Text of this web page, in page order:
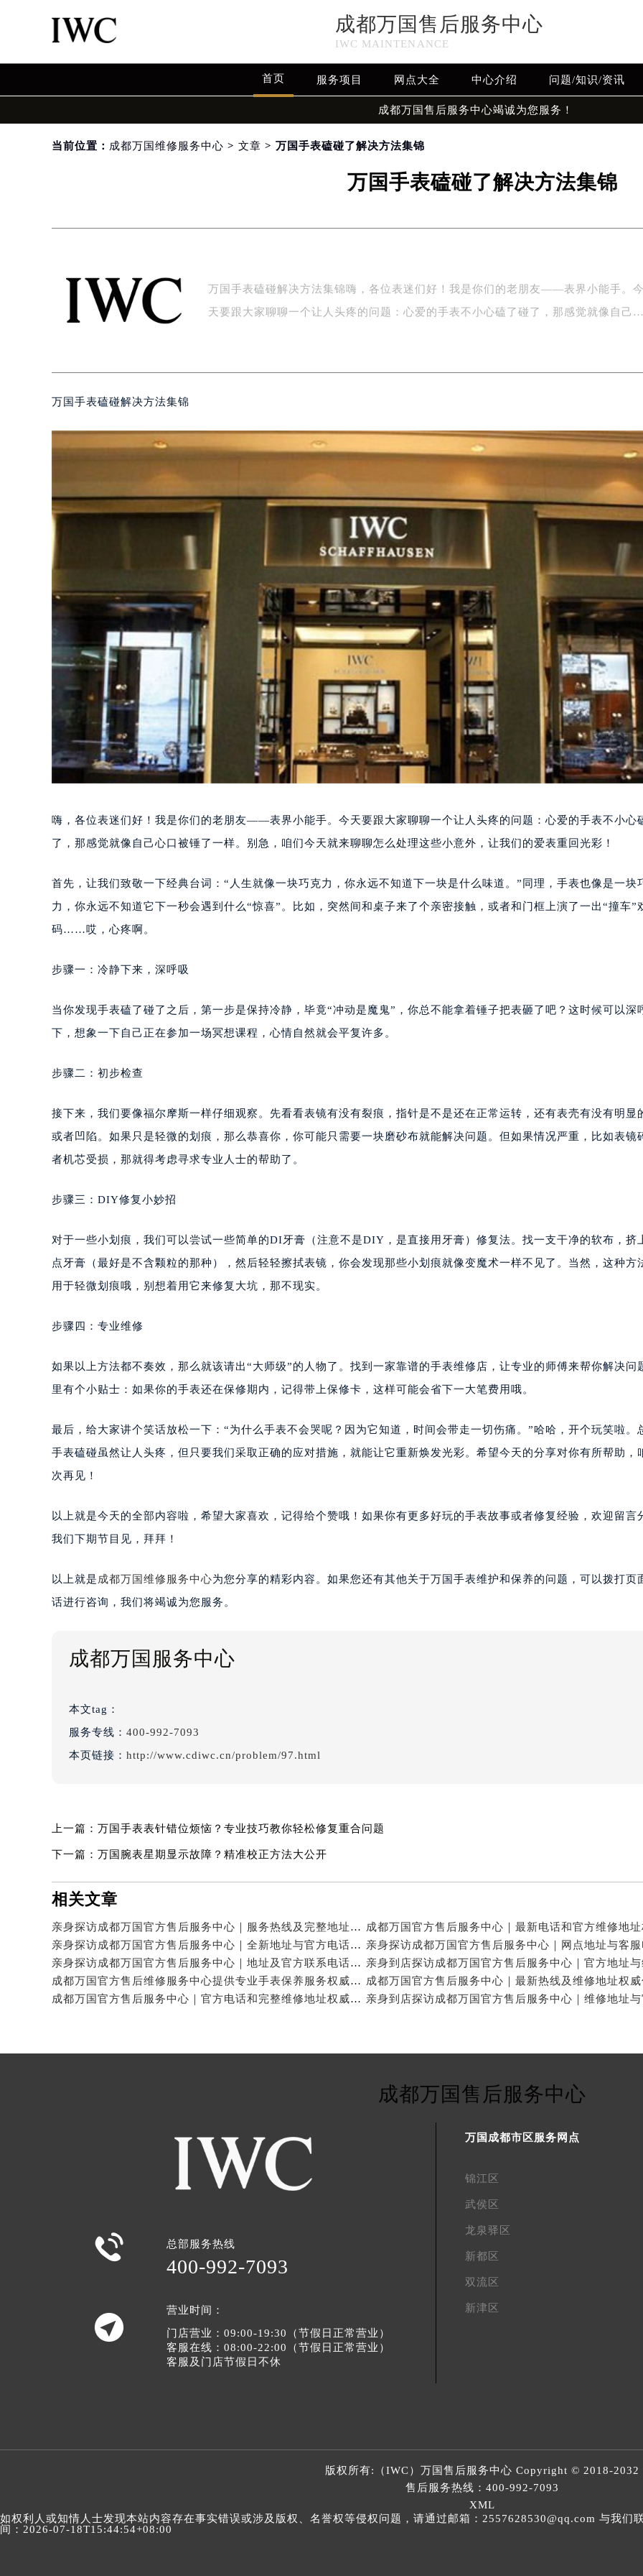
成都万国售后服务中心
IWC MAINTENANCE
首页 服务项目 网点大全 中心介绍 问题/知识/资讯
成都万国售后服务中心竭诚为您服务！
当前位置： 成都万国维修服务中心 > 文章 > 万国手表磕碰了解决方法集锦
万国手表磕碰了解决方法集锦
万国手表磕碰解决方法集锦嗨，各位表迷们好！我是你们的老朋友——表界小能手。今
天要跟大家聊聊一个让人头疼的问题：心爱的手表不小心磕了碰了，那感觉就像自己…
万国手表磕碰解决方法集锦
嗨，各位表迷们好！我是你们的老朋友——表界小能手。今天要跟大家聊聊一个让人头疼的问题：心爱的手表不小心
了，那感觉就像自己心口被锤了一样。别急，咱们今天就来聊聊怎么处理这些小意外，让我们的爱表重回光彩！
首先，让我们致敬一下经典台词：“人生就像一块巧克力，你永远不知道下一块是什么味道。”同理，手表也像是一块
力，你永远不知道它下一秒会遇到什么“惊喜”。比如，突然间和桌子来了个亲密接触，或者和门框上演了一出“撞车”
码……哎，心疼啊。
步骤一：冷静下来，深呼吸
当你发现手表磕了碰了之后，第一步是保持冷静，毕竟“冲动是魔鬼”，你总不能拿着锤子把表砸了吧？这时候可以深
下，想象一下自己正在参加一场冥想课程，心情自然就会平复许多。
步骤二：初步检查
接下来，我们要像福尔摩斯一样仔细观察。先看看表镜有没有裂痕，指针是不是还在正常运转，还有表壳有没有明显
或者凹陷。如果只是轻微的划痕，那么恭喜你，你可能只需要一块磨砂布就能解决问题。但如果情况严重，比如表镜
者机芯受损，那就得考虑寻求专业人士的帮助了。
步骤三：DIY修复小妙招
对于一些小划痕，我们可以尝试一些简单的DI牙膏（注意不是DIY，是直接用牙膏）修复法。找一支干净的软布，挤
点牙膏（最好是不含颗粒的那种），然后轻轻擦拭表镜，你会发现那些小划痕就像变魔术一样不见了。当然，这种方
用于轻微划痕哦，别想着用它来修复大坑，那不现实。
步骤四：专业维修
如果以上方法都不奏效，那么就该请出“大师级”的人物了。找到一家靠谱的手表维修店，让专业的师傅来帮你解决问
里有个小贴士：如果你的手表还在保修期内，记得带上保修卡，这样可能会省下一大笔费用哦。
最后，给大家讲个笑话放松一下：“为什么手表不会哭呢？因为它知道，时间会带走一切伤痛。”哈哈，开个玩笑啦。
手表磕碰虽然让人头疼，但只要我们采取正确的应对措施，就能让它重新焕发光彩。希望今天的分享对你有所帮助，
次再见！
以上就是今天的全部内容啦，希望大家喜欢，记得给个赞哦！如果你有更多好玩的手表故事或者修复经验，欢迎留言
我们下期节目见，拜拜！
以上就是 成都万国维修服务中心为您分享的精彩内容。如果您还有其他关于万国手表维护和保养的问题，可以拨打页
话进行咨询，我们将竭诚为您服务。
成都万国服务中心
本文tag：
服务专线： 400-992-7093
本页链接： http://www.cdiwc.cn/problem/97.html
上一篇： 万国手表表针错位烦恼？专业技巧教你轻松修复重合问题
下一篇： 万国腕表星期显示故障？精准校正方法大公开
相关文章
亲身探访成都万国官方售后服务中心｜服务热线及完整地址（2026年7月最新）
亲身探访成都万国官方售后服务中心｜全新地址与官方电话（2026年7月最新）
亲身探访成都万国官方售后服务中心｜地址及官方联系电话（2026年7月最新）
成都万国官方售后维修服务中心提供专业手表保养服务权威公示（2026年7月最新）
成都万国官方售后服务中心｜官方电话和完整维修地址权威信息公示（2026年7月最新）
成都万国售后服务中心
 总部服务热线
400-992-7093

营业时间：
门店营业：09:00-19:30（节假日正常营业）
客服在线：08:00-22:00（节假日正常营业）
客服及门店节假日不休
万国成都市区服务网点
锦江区
武侯区
龙泉驿区
新都区
双流区
新津区
版权所有:（IWC） 万国售后服务中心 Copyright © 2018-2032
售后服务热线： 400-992-7093
XML
如权利人或知情人士发现本站内容存在事实错误或涉及版权、名誉权等侵权问题，请通过邮箱：2557628530@qq.com 与我们
间：2026-07-18T15:44:54+08:00